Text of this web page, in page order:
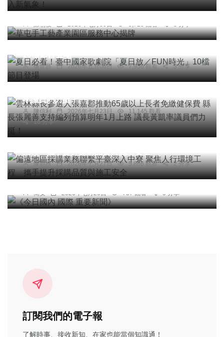
草屯手工藝產業園區服務中心揭牌
陳朝枝 2026年七月30日 5,728 觀看 3 分享
社會 綜合新聞 文教
夏日必看！臺中國家歌劇院「夏日放／FUN時光」
張世昌 2026年五月06日 7,956 觀看 3 分享
綜合新聞
雲林縣長參選人張嘉郡推動65歲以上長者免繳健保
率議員們力挺！
陳信利 2026年七月23日
11,145 觀看
16 分享
綜合新聞
偏遠地區採購業務聯繫平臺深入中寮 聚焦人行環境
陳朝枝 2026年七月27日 5,866 觀看 2 分享
頭條 綜合新聞
《今日國內 國際 重要新聞》
簡安 2026年七月26日 737 觀看 0 分享
訂閱我們的電子報
了解時事、接收新知、在家也能當個知識通！